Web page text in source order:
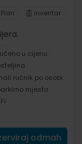
Inventar
Plan
u cijenu:
ručnik po osobi
mjesto
odmah